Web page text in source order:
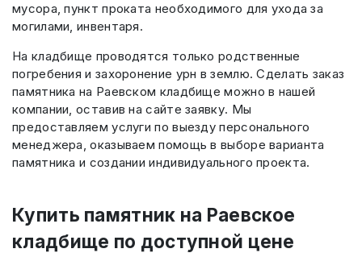
мусора, пункт проката необходимого для ухода за
могилами, инвентаря.
На кладбище проводятся только родственные
погребения и захоронение урн в землю. Сделать заказ
памятника на Раевском кладбище можно в нашей
компании, оставив на сайте заявку. Мы
предоставляем услуги по выезду персонального
менеджера, оказываем помощь в выборе варианта
памятника и создании индивидуального проекта.
Купить памятник на Раевское
кладбище по доступной цене